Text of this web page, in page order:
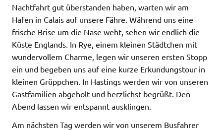
Nachtfahrt gut überstanden haben, warten wir am
Hafen in Calais auf unsere Fähre. Während uns eine
frische Brise um die Nase weht, sehen wir endlich die
Küste Englands. In Rye, einem kleinen Städtchen mit
wundervollem Charme, legen wir unseren ersten Stopp
ein und begeben uns auf eine kurze Erkundungstour in
kleinen Grüppchen. In Hastings werden wir von unseren
Gastfamilien abgeholt und herzlichst begrüßt. Den
Abend lassen wir entspannt ausklingen.
Am nächsten Tag werden wir von unserem Busfahrer